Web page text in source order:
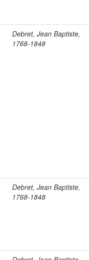
Debret, Jean Baptiste,
1768-1848
Debret, Jean Baptiste,
1768-1848